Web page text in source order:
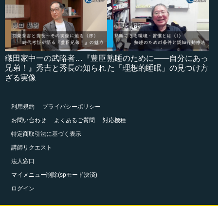
織田家中一の武略者…『豊臣
兄弟！』秀吉と秀長の知られ
ざる実像
熟睡のために――自分にあっ
た「理想的睡眠」の見つけ方
利用規約
プライバシーポリシー
お問い合わせ
よくあるご質問
対応機種
特定商取引法に基づく表示
講師リクエスト
法人窓口
マイメニュー削除(spモード決済)
ログイン